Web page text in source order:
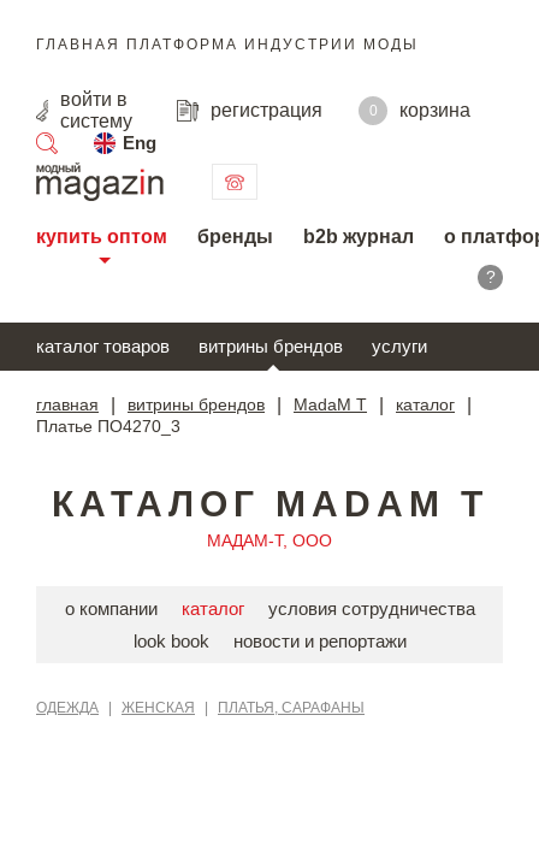
ГЛАВНАЯ ПЛАТФОРМА ИНДУСТРИИ МОДЫ
войти в
систему
регистрация 0
корзина
Eng
поиск
купить оптом бренды b2b журнал о
?
каталог товаров витрины брендов услуги
главная витрины брендов MadaM T каталог
Платье ПО4270_3
КАТАЛОГ MADAM T
МАДАМ-Т, ООО
о компании каталог
условия сотрудничества
look book
новости и репортажи
ОДЕЖДА ЖЕНСКАЯ ПЛАТЬЯ, САРАФАНЫ